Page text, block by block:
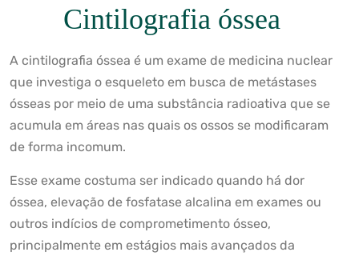
Cintilografia óssea
A cintilografia óssea é um exame de medicina nuclear
que investiga o esqueleto em busca de metástases
ósseas por meio de uma substância radioativa que se
acumula em áreas nas quais os ossos se modificaram
de forma incomum.
Esse exame costuma ser indicado quando há dor
óssea, elevação de fosfatase alcalina em exames ou
outros indícios de comprometimento ósseo,
principalmente em estágios mais avançados da